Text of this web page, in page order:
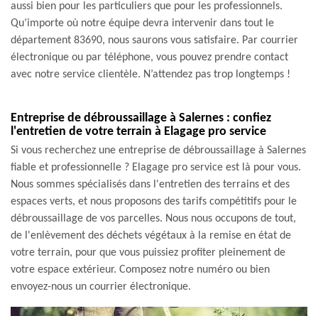
aussi bien pour les particuliers que pour les professionnels.
Qu’importe où notre équipe devra intervenir dans tout le
département 83690, nous saurons vous satisfaire. Par courrier
électronique ou par téléphone, vous pouvez prendre contact
avec notre service clientèle. N’attendez pas trop longtemps !
Entreprise de débroussaillage à Salernes : confiez
l'entretien de votre terrain à Elagage pro service
Si vous recherchez une entreprise de débroussaillage à Salernes
fiable et professionnelle ? Elagage pro service est là pour vous.
Nous sommes spécialisés dans l'entretien des terrains et des
espaces verts, et nous proposons des tarifs compétitifs pour le
débroussaillage de vos parcelles. Nous nous occupons de tout,
de l'enlèvement des déchets végétaux à la remise en état de
votre terrain, pour que vous puissiez profiter pleinement de
votre espace extérieur. Composez notre numéro ou bien
envoyez-nous un courrier électronique.